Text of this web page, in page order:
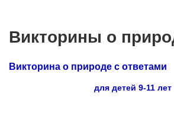
Викторины о
Викторина о природе с ответами
для детей 9-11 лет